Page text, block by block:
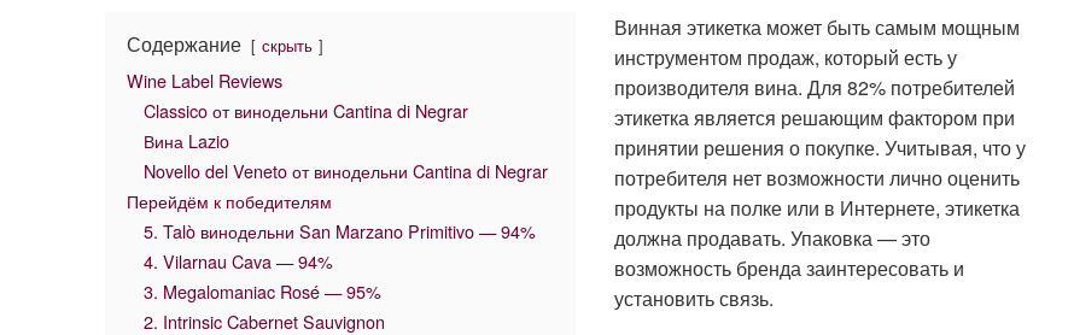
Содержание скрыть
Wine Label Reviews
Classico от винодельни Cantina di Negrar
Вина Lazio
Novello del Veneto от винодельни Cantina di Negrar
Перейдём к победителям
5. Talò винодельни San Marzano Primitivo — 94%
4. Vilarnau Cava — 94%
3. Megalomaniac Rosé — 95%
2. Intrinsic Cabernet Sauvignon
Винная этикетка может быть самым мощным
инструментом продаж, который есть у
производителя вина. Для 82% потребителей
этикетка является решающим фактором при
принятии решения о покупке. Учитывая, что у
потребителя нет возможности лично оценить
продукты на полке или в Интернете, этикетка
должна продавать. Упаковка — это
возможность бренда заинтересовать и
установить связь.